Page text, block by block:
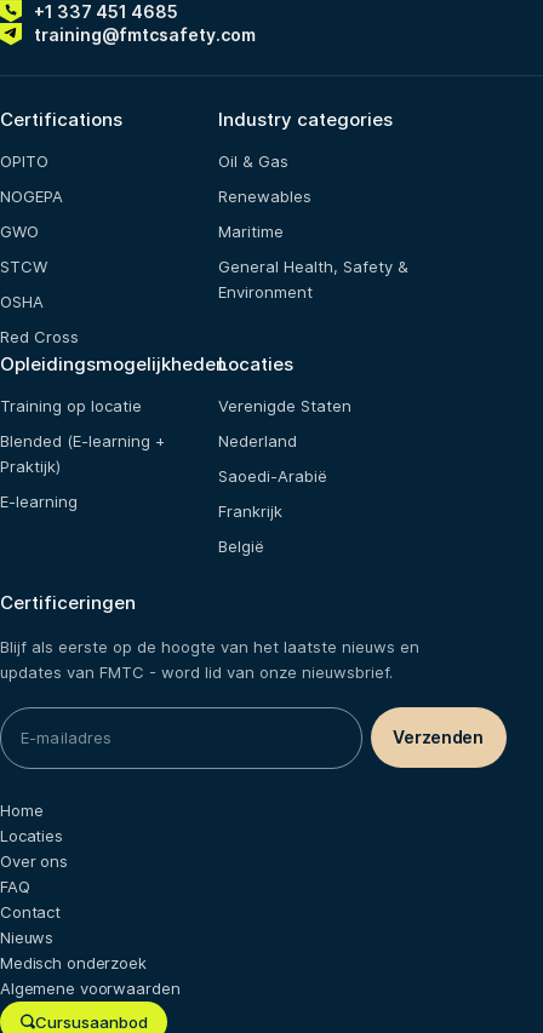
+1 337 451 4685
training@fmtcsafety.com
Certifications
OPITO
NOGEPA
GWO
STCW
OSHA
Red Cross
Industry categories
Oil & Gas
Renewables
Maritime
General Health, Safety &
Environment
Opleidingsmogelijkheden
Training op locatie
Blended (E-learning +
Praktijk)
E-learning
Locaties
Verenigde Staten
Nederland
Saoedi-Arabië
Frankrijk
België
Certificeringen
Blijf als eerste op de hoogte van het laatste nieuws en
updates van FMTC - word lid van onze nieuwsbrief.
Cursusaanbod
Home
Locaties
Over ons
FAQ
Contact
Nieuws
Medisch onderzoek
Algemene voorwaarden